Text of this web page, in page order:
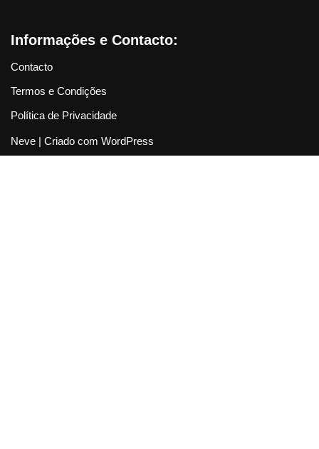
Informações e Contacto:
Contacto
Termos e Condições
Política de Privacidade
Neve | Criado com WordPress